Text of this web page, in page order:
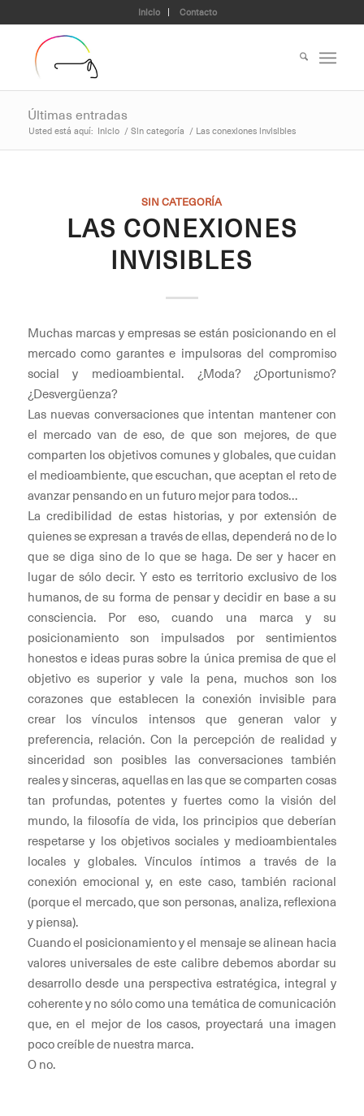
Inicio Contacto
Últimas entradas
Usted está aquí: Inicio / Sin categoría / Las conexiones invisibles
SIN CATEGORÍA
LAS CONEXIONES
INVISIBLES
Muchas marcas y empresas se están posicionando en el
mercado como garantes e impulsoras del compromiso
social y medioambiental. ¿Moda? ¿Oportunismo?
¿Desvergüenza?
Las nuevas conversaciones que intentan mantener con
el mercado van de eso, de que son mejores, de que
comparten los objetivos comunes y globales, que cuidan
el medioambiente, que escuchan, que aceptan el reto de
avanzar pensando en un futuro mejor para todos…
La credibilidad de estas historias, y por extensión de
quienes se expresan a través de ellas, dependerá no de lo
que se diga sino de lo que se haga. De ser y hacer en
lugar de sólo decir. Y esto es territorio exclusivo de los
humanos, de su forma de pensar y decidir en base a su
consciencia. Por eso, cuando una marca y su
posicionamiento son impulsados por sentimientos
honestos e ideas puras sobre la única premisa de que el
objetivo es superior y vale la pena, muchos son los
corazones que establecen la conexión invisible para
crear los vínculos intensos que generan valor y
preferencia, relación. Con la percepción de realidad y
sinceridad son posibles las conversaciones también
reales y sinceras, aquellas en las que se comparten cosas
tan profundas, potentes y fuertes como la visión del
mundo, la filosofía de vida, los principios que deberían
respetarse y los objetivos sociales y medioambientales
locales y globales. Vínculos íntimos a través de la
conexión emocional y, en este caso, también racional
(porque el mercado, que son personas, analiza, reflexiona
y piensa).
Cuando el posicionamiento y el mensaje se alinean hacia
valores universales de este calibre debemos abordar su
desarrollo desde una perspectiva estratégica, integral y
coherente y no sólo como una temática de comunicación
que, en el mejor de los casos, proyectará una imagen
poco creíble de nuestra marca.
O no.